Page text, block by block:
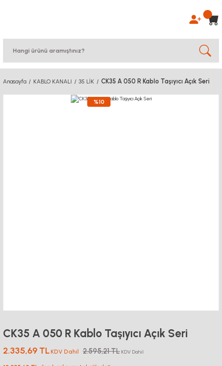
Anasayfa KABLO KANALI 35 LİK CK35 A 050 R Kablo Taşıyıcı Açık Seri
%10
CK35 A 050 R Kablo Taşıyıcı Açık Seri
2.335,69 TL KDV Dahil 2.595,21 TL KDV Dahil